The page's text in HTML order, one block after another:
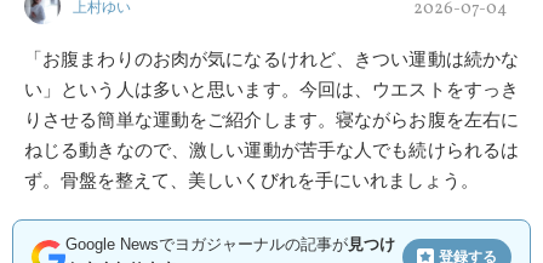
上村ゆい 2026-07-04
「お腹まわりのお肉が気になるけれど、きつい運動は続かな
い」という人は多いと思います。今回は、ウエストをすっき
りさせる簡単な運動をご紹介します。寝ながらお腹を左右に
ねじる動きなので、激しい運動が苦手な人でも続けられるは
ず。骨盤を整えて、美しいくびれを手にいれましょう。
Google Newsでヨガジャーナルの記事が見つけ
登録する